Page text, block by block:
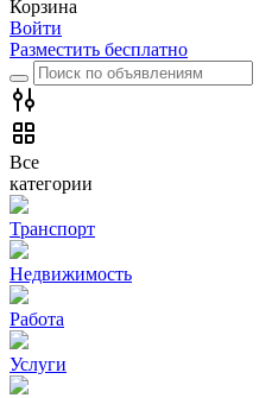
Корзина
Войти
Разместить бесплатно
Все
категории
Транспорт
Недвижимость
Работа
Услуги